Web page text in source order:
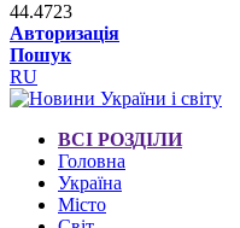
44.4723
Авторизація
Пошук
RU
ВСІ РОЗДІЛИ
Головна
Україна
Місто